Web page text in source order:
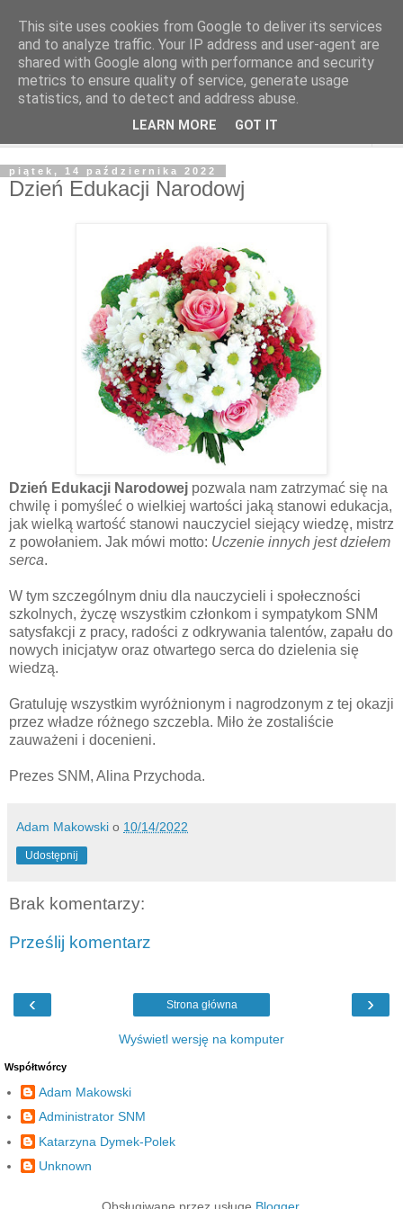
piątek, 14 października 2022
Dzień Edukacji Narodowj
Dzień Edukacji Narodowej pozwala nam zatrzymać się na
chwilę i pomyśleć o wielkiej wartości jaką stanowi edukacja,
jak wielką wartość stanowi nauczyciel siejący wiedzę, mistrz
z powołaniem. Jak mówi motto: Uczenie innych jest dziełem
serca.
W tym szczególnym dniu dla nauczycieli i społeczności
szkolnych, życzę wszystkim członkom i sympatykom SNM
satysfakcji z pracy, radości z odkrywania talentów, zapału do
nowych inicjatyw oraz otwartego serca do dzielenia się
wiedzą.
Gratuluję wszystkim wyróżnionym i nagrodzonym z tej okazji
przez władze różnego szczebla. Miło że zostaliście
zauważeni i docenieni.
Prezes SNM, Alina Przychoda.
Adam Makowski o 10/14/2022
Udostępnij
Brak komentarzy:
Prześlij komentarz
‹ ›
Strona główna
Wyświetl wersję na komputer
Współtwórcy
Adam Makowski
Administrator SNM
Katarzyna Dymek-Polek
Unknown
This site uses cookies from Google to deliver its services
and to analyze traffic. Your IP address and user-agent are
shared with Google along with performance and security
metrics to ensure quality of service, generate usage
statistics, and to detect and address abuse.
LEARN MORE GOT IT